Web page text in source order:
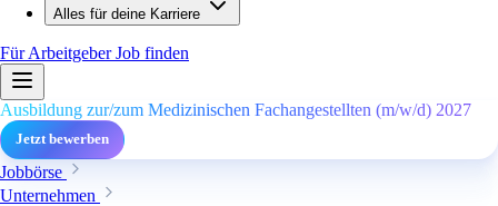
Alles für deine Karriere
Für ArbeitgeberJob finden
Ausbildung zur/zum Medizinischen Fachangestellten (m/w/d) 2027
Jetzt bewerben
Jobbörse
Unternehmen